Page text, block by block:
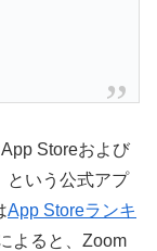
Storeおよび
という公式アプ
App Storeランキ
よると、Zoom